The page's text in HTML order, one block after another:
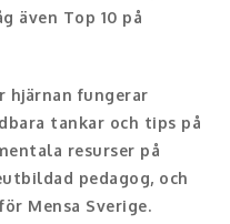
även Top 10 på
hjärnan fungerar
tankar och tips på
resurser på
pedagog, och
Mensa Sverige.